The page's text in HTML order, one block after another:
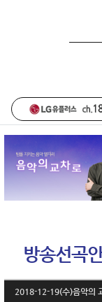
방송선곡
2018-12-19(수)음악의